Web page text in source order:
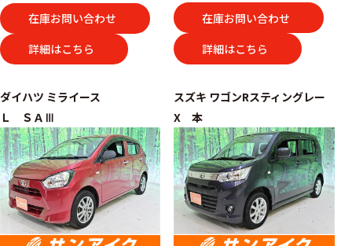
在庫お問い合わせ
詳細はこちら
在庫お問い合わせ
詳細はこちら
ダイハツ ミライース
Ｌ ＳＡⅢ
スズキ ワゴンRスティングレー
X 本